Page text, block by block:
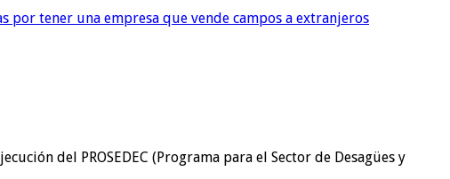
por tener una empresa que vende campos a extranjeros
del PROSEDEC (Programa para el Sector de Desagües y